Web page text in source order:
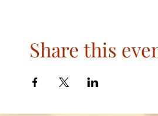
Share this